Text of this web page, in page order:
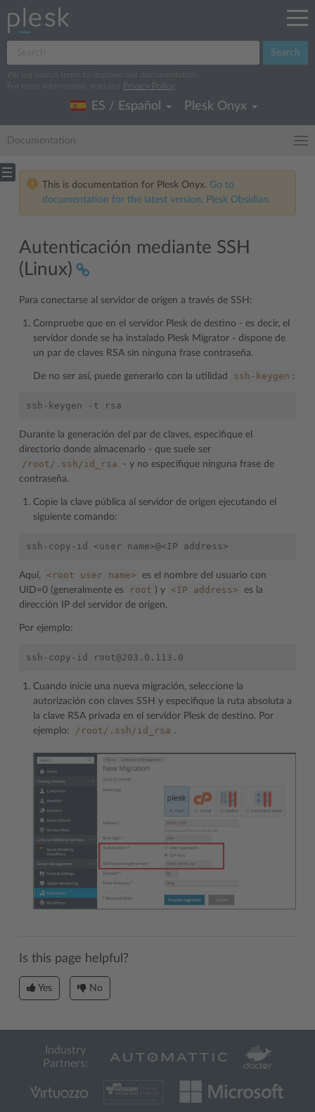
Search
We log search terms to improve our documentation.
For more information, read our
Privacy Policy
ES / Español Plesk Onyx
Documentation
This is documentation for Plesk Onyx. Go to
documentation for the latest version, Plesk Obsidian.
Autenticación mediante SSH
(Linux)
Para conectarse al servidor de origen a través de SSH:
Compruebe que en el servidor Plesk de destino - es decir, el
servidor donde se ha instalado Plesk Migrator - dispone de
un par de claves RSA sin ninguna frase contraseña.
De no ser así, puede generarlo con la utilidad ssh-keygen :
Durante la generación del par de claves, especifique el
directorio donde almacenarlo - que suele ser
/root/.ssh/id_rsa
- y no especifique ninguna frase de
contraseña.
Copie la clave pública al servidor de origen ejecutando el
siguiente comando:
Aquí, <root user name>
es el nombre del usuario con
UID=0 (generalmente es
root ) y <IP address>
es la
dirección IP del servidor de origen.
Por ejemplo:
Cuando inicie una nueva migración, seleccione la
autorización con claves SSH y especifique la ruta absoluta a
la clave RSA privada en el servidor Plesk de destino. Por
ejemplo:
/root/.ssh/id_rsa .
Is this page helpful?
Yes No
Industry
Partners: